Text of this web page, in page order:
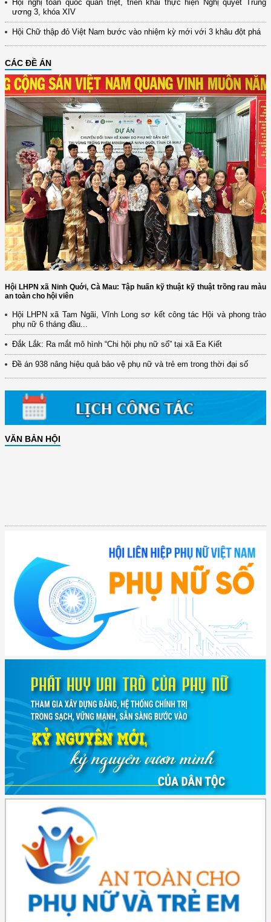
Hội nghị toàn quốc quán triệt, triển khai thực hiện Nghị quyết Trung
ương 3, khóa XIV
Hội Chữ thập đỏ Việt Nam bước vào nhiệm kỳ mới với 3 khâu đột phá
CÁC ĐỀ ÁN
Hội LHPN xã Ninh Quới, Cà Mau: Tập huấn kỹ thuật kỹ thuật trồng rau màu
an toàn cho hội viên
Hội LHPN xã Tam Ngãi, Vĩnh Long sơ kết công tác Hội và phong trào
phụ nữ 6 tháng đầu...
Đắk Lắk: Ra mắt mô hình “Chi hội phụ nữ số” tại xã Ea Kiết
Đề án 938 nâng hiệu quả bảo vệ phụ nữ và trẻ em trong thời đại số
VĂN BẢN HỘI